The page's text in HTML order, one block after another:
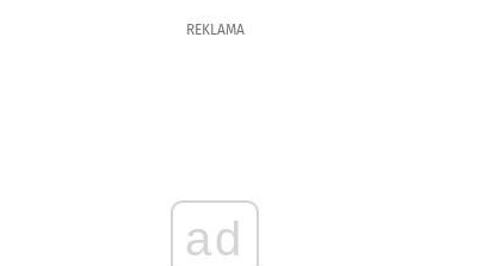
REKLAMA
ad